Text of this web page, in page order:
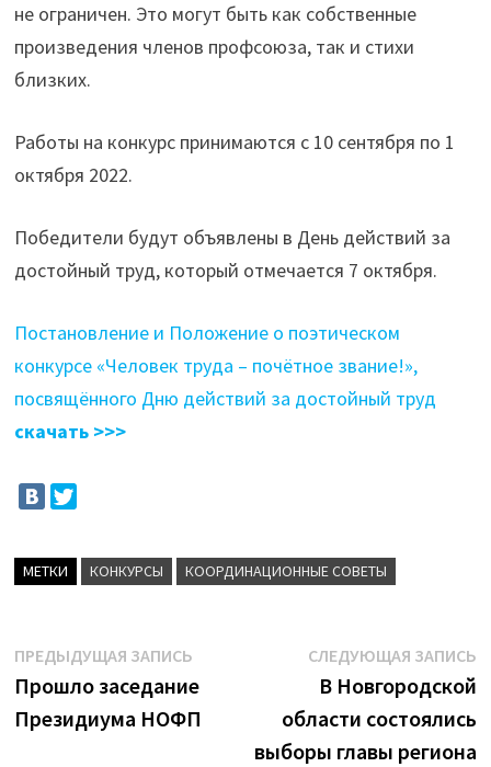
не ограничен. Это могут быть как собственные
произведения членов профсоюза, так и стихи
близких.
Работы на конкурс принимаются с 10 сентября по 1
октября 2022.
Победители будут объявлены в День действий за
достойный труд, который отмечается 7 октября.
Постановление и Положение о поэтическом
конкурсе «Человек труда – почётное звание!»,
посвящённого Дню действий за достойный труд
скачать >>>
МЕТКИ КОНКУРСЫ КООРДИНАЦИОННЫЕ СОВЕТЫ
Навигация
по
записям
ПРЕДЫДУЩАЯ ЗАПИСЬ
запись:
Прошло заседание
Президиума НОФП
СЛЕДУЮЩАЯ ЗАПИСЬ
В Новгородской
области состоялись
выборы главы региона